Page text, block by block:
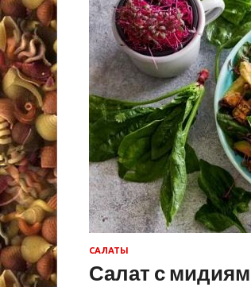
САЛАТЫ
Салат с